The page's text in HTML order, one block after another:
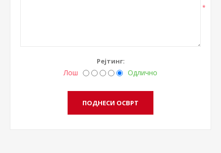
*
Рејтинг:
Лош Одлично